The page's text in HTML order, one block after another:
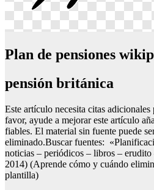
Plan de pensiones
pensión británica
Este artículo necesita citas
favor, ayude a mejorar este artículo
fiables. El material sin fuente puede
eliminado.Buscar fuentes:
noticias – periódicos – libros –
2014) (Aprende cómo y cuándo
plantilla)